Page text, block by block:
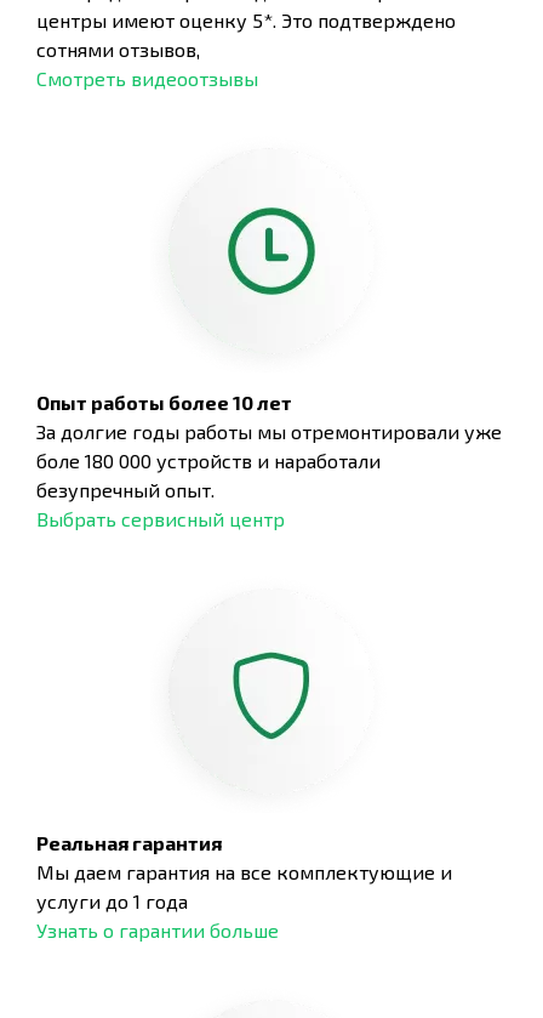
центры имеют оценку 5*. Это подтверждено
сотнями отзывов,
Смотреть видеоотзывы
Опыт работы более 10 лет
За долгие годы работы мы отремонтировали уже
боле 180 000 устройств и наработали
безупречный опыт.
Выбрать сервисный центр
Реальная гарантия
Мы даем гарантия на все комплектующие и
услуги до 1 года
Узнать о гарантии больше